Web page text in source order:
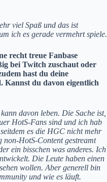
viel Spaß und das ist
ich es gerade vermehrt spiele.
recht treue Fanbase
bei Twitch zuschaut oder
hast du deine
Kannst du davon eigentlich
davon leben. Die Sache ist,
HotS-Fans sind und ich hab
es die HGC nicht mehr
non-HotS-Content gestreamt
ein bisschen was anderes. Ich
Die Leute haben einen
wollen. Aber generell bin
und wie es läuft.